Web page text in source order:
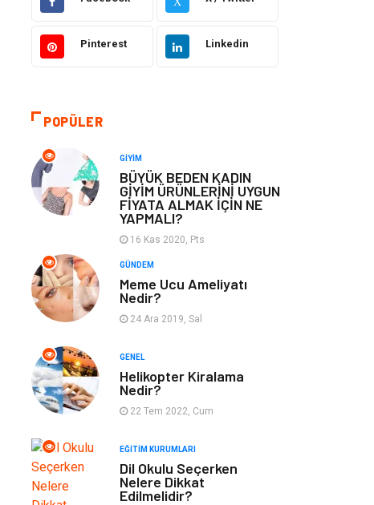
Bilgisayar ve
Yazılım
Güzellik Mobilya
Organizasyon
Bahçe Ev Maden ve Metal
Plastik Aksesuar
Tekstil Turizm
Hizmet Hediyelik Eşya
İnternet Ambalaj
Pinterest Linkedin
POPÜLER
GIYIM
BÜYÜK BEDEN KADIN
GİYİM ÜRÜNLERİNİ UYGUN
FİYATA ALMAK İÇİN NE
YAPMALI?
16 Kas 2020, Pts
GÜNDEM
Meme Ucu Ameliyatı
Nedir?
24 Ara 2019, Sal
GENEL
Helikopter Kiralama
Nedir?
22 Tem 2022, Cum
EĞITIM KURUMLARI
Dil Okulu Seçerken
Nelere Dikkat
Edilmelidir?